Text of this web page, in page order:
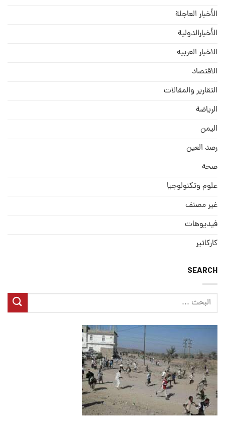
الأخبار العاجلة
الأخبارالدولية
الاخبار العربيه
الاقتصاد
التقارير والمقالات
الریاضة
الیمن
رصد العین
صحة
علوم وتكنولوجيا
غير مصنف
فيديوهات
كاركاتير
SEARCH